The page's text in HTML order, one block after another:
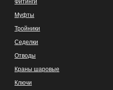
KASPI
SATU
WILDBERRIES
Фитинги
Муфты
Тройники
Седелки
Отводы
Краны шаровые
Ключи